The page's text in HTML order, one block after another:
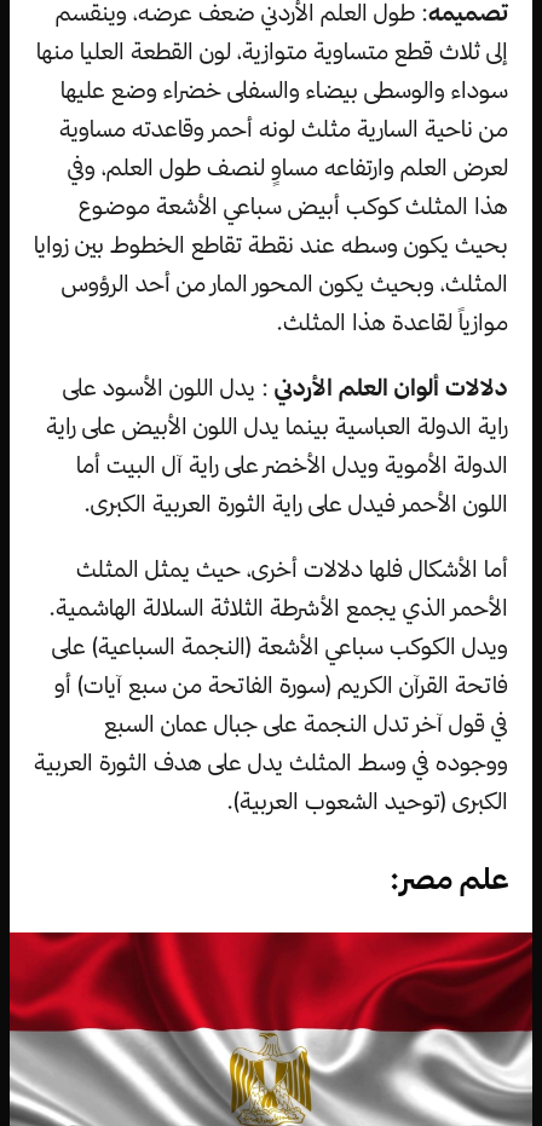
تصميمه: طول العلم الأردني ضعف عرضه، وينقسم
إلى ثلاث قطع متساوية متوازية، لون القطعة العليا منها
سوداء والوسطى بيضاء والسفلى خضراء وضع عليها
من ناحية السارية مثلث لونه أحمر وقاعدته مساوية
لعرض العلم وارتفاعه مساوٍ لنصف طول العلم، وفي
هذا المثلث كوكب أبيض سباعي الأشعة موضوع
بحيث يكون وسطه عند نقطة تقاطع الخطوط بين زوايا
المثلث، وبحيث يكون المحور المار من أحد الرؤوس
موازياً لقاعدة هذا المثلث.
دلالات ألوان العلم الأردني : يدل اللون الأسود على
راية الدولة العباسية بينما يدل اللون الأبيض على راية
الدولة الأموية ويدل الأخضر على راية آل البيت أما
اللون الأحمر فيدل على راية الثورة العربية الكبرى.
أما الأشكال فلها دلالات أخرى، حيث يمثل المثلث
الأحمر الذي يجمع الأشرطة الثلاثة السلالة الهاشمية.
ويدل الكوكب سباعي الأشعة (النجمة السباعية) على
فاتحة القرآن الكريم (سورة الفاتحة من سبع آيات) أو
في قول آخر تدل النجمة على جبال عمان السبع
ووجوده في وسط المثلث يدل على هدف الثورة العربية
الكبرى (توحيد الشعوب العربية).
علم مصر: